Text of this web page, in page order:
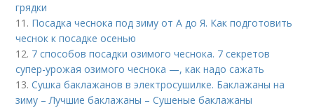
грядки
11. Посадка чеснока под зиму от А до Я. Как подготовить
чеснок к посадке осенью
12. 7 способов посадки озимого чеснока. 7 секретов
супер-урожая озимого чеснока —, как надо сажать
13.Сушка баклажанов в электросушилке. Баклажаны на
зиму – Лучшие баклажаны – Сушеные баклажаны